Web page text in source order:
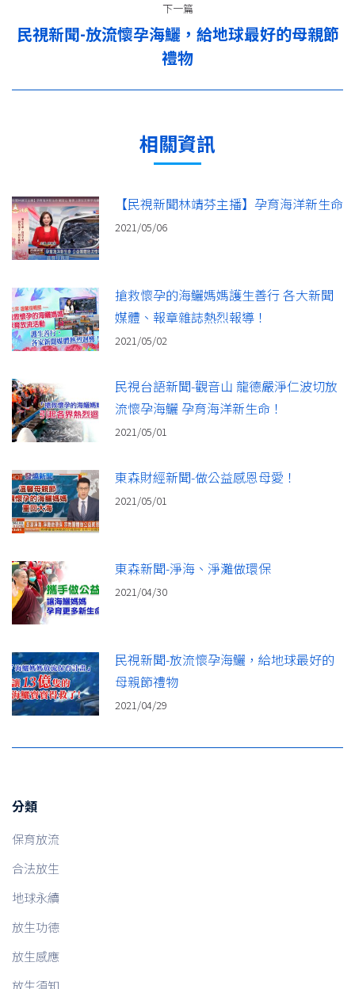
下一篇
下
一
篇：
民視新聞-放流懷孕海鱺，給地球最好的母親節
禮物
相關資訊
【民視新聞林靖芬主播】孕育海洋新生命
2021/05/06
搶救懷孕的海鱺媽媽護生善行 各大新聞
媒體、報章雜誌熱烈報導！
2021/05/02
民視台語新聞-觀音山 龍德嚴淨仁波切放
流懷孕海鱺 孕育海洋新生命！
2021/05/01
東森財經新聞-做公益感恩母愛！
2021/05/01
東森新聞-淨海、淨灘做環保
2021/04/30
民視新聞-放流懷孕海鱺，給地球最好的
母親節禮物
2021/04/29
分類
保育放流
合法放生
地球永續
放生功德
放生感應
放生須知